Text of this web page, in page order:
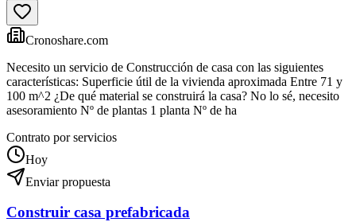
Cronoshare.com
Necesito un servicio de Construcción de casa con las siguientes
características: Superficie útil de la vivienda aproximada Entre 71 y
100 m^2 ¿De qué material se construirá la casa? No lo sé, necesito
asesoramiento Nº de plantas 1 planta Nº de ha
Contrato por servicios
Hoy
Enviar propuesta
Construir casa prefabricada